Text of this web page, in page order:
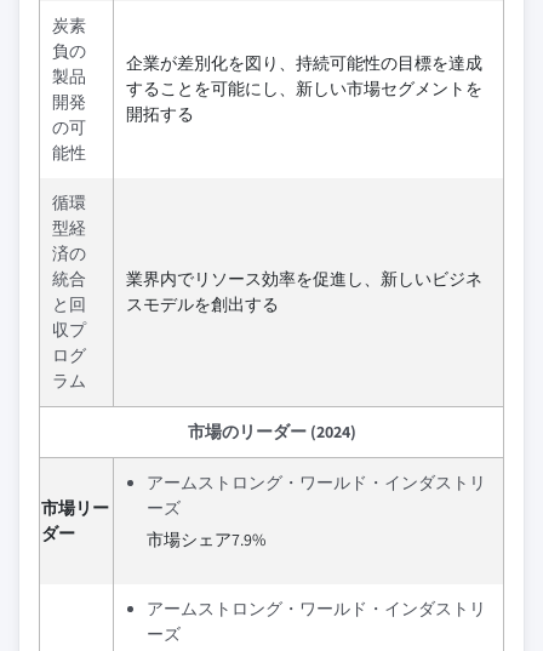
炭素
負の
製品
開発
の可
能性
企業が差別化を図り、持続可能性の目標を達成
することを可能にし、新しい市場セグメントを
開拓する
循環
型経
済の
統合
と回
収プ
ログ
ラム
業界内でリソース効率を促進し、新しいビジネ
スモデルを創出する
市場のリーダー (2024)
市場リー
ダー
アームストロング・ワールド・インダストリ
ーズ
市場シェア7.9%
アームストロング・ワールド・インダストリ
ーズ